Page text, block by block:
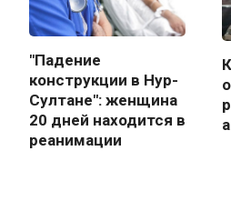
"Падение
конструкции в Нур-
Султане": женщина
20 дней находится в
реанимации